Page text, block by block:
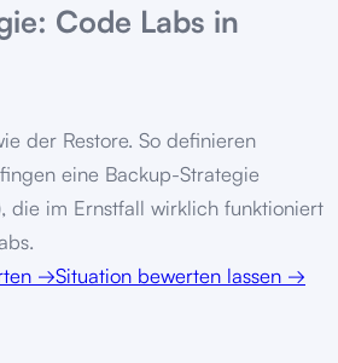
Code Labs in
der Restore. So definieren
eine Backup-Strategie
die im Ernstfall wirklich funktioniert
→Situation bewerten lassen →